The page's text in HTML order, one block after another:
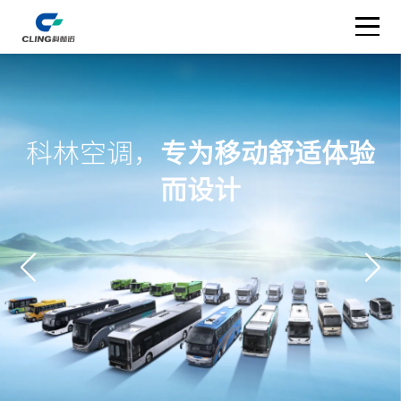
科林空调，专为移动舒适体验
而设计
产品中心